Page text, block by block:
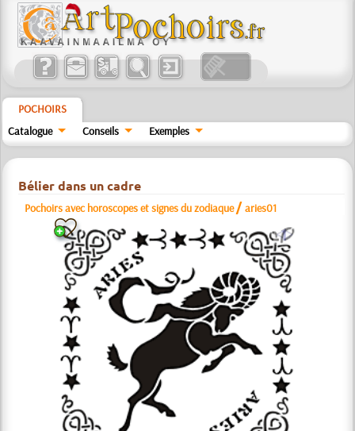
POCHOIRS
Catalogue
Conseils Exemples
Bélier dans un cadre
Pochoirs avec horoscopes et signes du zodiaque /aries01
a